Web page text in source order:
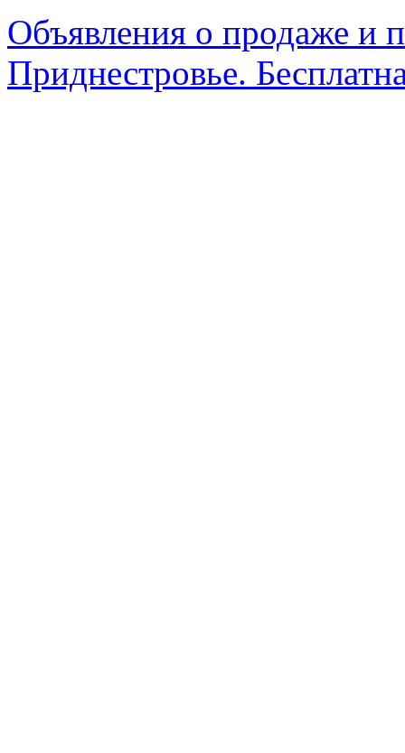
Объявления о продаже и
Приднестровье.